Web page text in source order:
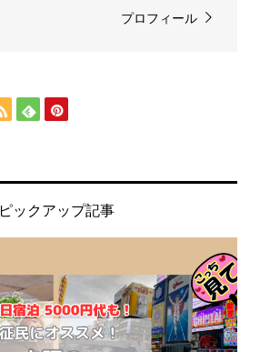
プロフィール
ピックアップ記事